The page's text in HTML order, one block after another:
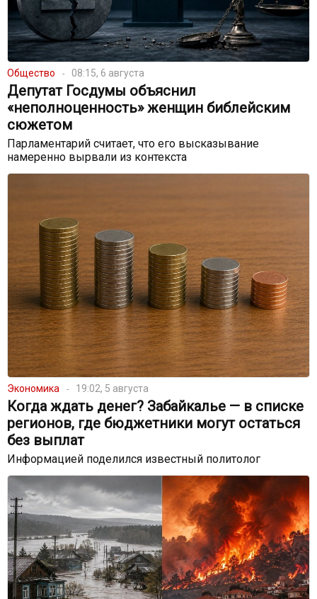
Общество 08:15, 6 августа
Депутат Госдумы объяснил
«неполноценность» женщин библейским
сюжетом
Парламентарий считает, что его высказывание
намеренно вырвали из контекста
Экономика 19:02, 5 августа
Когда ждать денег? Забайкалье — в списке
регионов, где бюджетники могут остаться
без выплат
Информацией поделился известный политолог